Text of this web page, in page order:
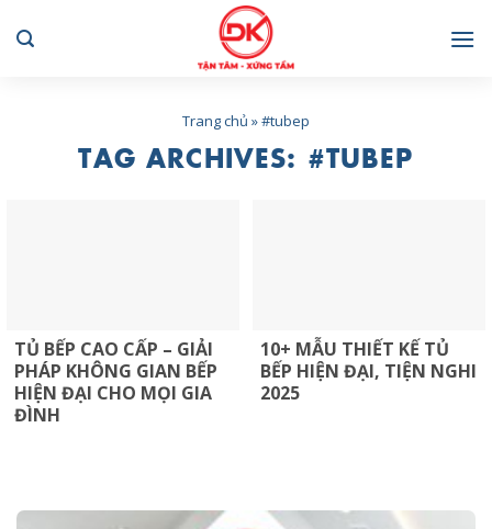
to
Trang chủ »#tubep
TAG ARCHIVES: #TUBEP
TỦ BẾP CAO CẤP – GIẢI
PHÁP KHÔNG GIAN BẾP
HIỆN ĐẠI CHO MỌI GIA
ĐÌNH
10+ MẪU THIẾT KẾ TỦ
BẾP HIỆN ĐẠI, TIỆN NGHI
2025